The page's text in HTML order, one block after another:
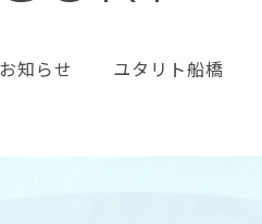
お知らせ ユタリト船橋